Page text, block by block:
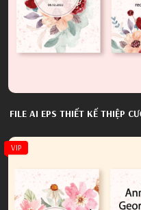
FILE AI EPS THIẾT KẾ THIỆP
VIP